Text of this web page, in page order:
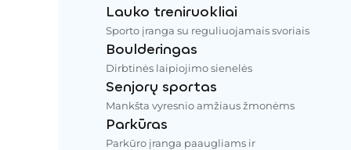
Lauko treniruokliai
Sporto įranga su reguliuojamais svoriais
Boulderingas
Dirbtinės laipiojimo sienelės
Senjorų sportas
Mankšta vyresnio amžiaus žmonėms
Parkūras
Parkūro įranga paaugliams ir